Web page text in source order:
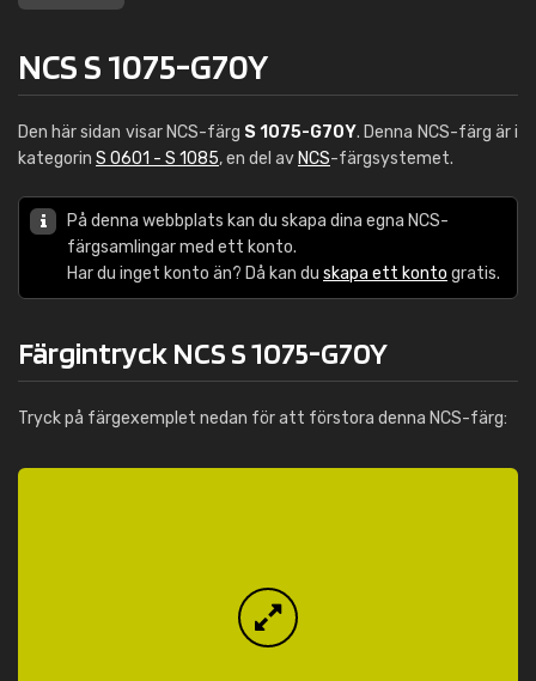
NCS S 1075-G70Y
Den här sidan visar NCS-färg S 1075-G70Y. Denna NCS-färg är i
kategorin S 0601 - S 1085, en del av NCS-färgsystemet.
På denna webbplats kan du skapa dina egna NCS-
färgsamlingar med ett konto.
Har du inget konto än? Då kan du skapa ett konto gratis.
Färgintryck NCS S 1075-G70Y
Tryck på färgexemplet nedan för att förstora denna NCS-färg: